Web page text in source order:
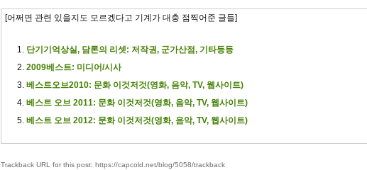
[어쩌면 관련 있을지도 모르겠다고 기계가 대충 점찍어준 글들]
단기기억상실, 담론의 리셋: 저작권, 군가산점, 기타등등
2009베스트: 미디어/시사
베스트오브2010: 문화 이것저것(영화, 음악, TV, 웹사이트)
베스트 오브 2011: 문화 이것저것(영화, 음악, TV, 웹사이트)
베스트 오브 2012: 문화 이것저것(영화, 음악, TV, 웹사이트)
Trackback URL for this post: https://capcold.net/blog/5058/trackback